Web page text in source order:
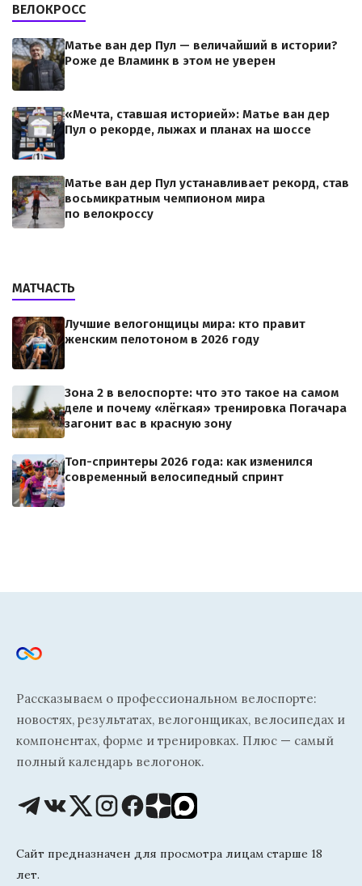
ВЕЛОКРОСС
Матье ван дер Пул — величайший в истории?
Роже де Вламинк в этом не уверен
«Мечта, ставшая историей»: Матье ван дер
Пул о рекорде, лыжах и планах на шоссе
Матье ван дер Пул устанавливает рекорд, став
восьмикратным чемпионом мира
по велокроссу
МАТЧАСТЬ
Лучшие велогонщицы мира: кто правит
женским пелотоном в 2026 году
Зона 2 в велоспорте: что это такое на самом
деле и почему «лёгкая» тренировка Погачара
загонит вас в красную зону
Топ-спринтеры 2026 года: как изменился
современный велосипедный спринт
Рассказываем о профессиональном велоспорте:
новостях, результатах, велогонщиках, велосипедах и
компонентах, форме и тренировках. Плюс — самый
полный календарь велогонок.
Сайт предназначен для просмотра лицам старше 18
лет.